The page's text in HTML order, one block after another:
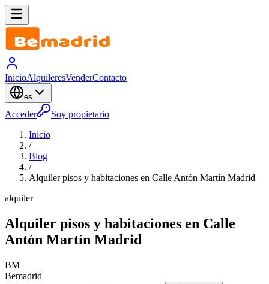
InicioAlquileresVenderContacto
es
Acceder
Soy propietario
Inicio
/
Blog
/
Alquiler pisos y habitaciones en Calle Antón Martín Madrid
alquiler
Alquiler pisos y habitaciones en Calle
Antón Martín Madrid
BM
Bemadrid